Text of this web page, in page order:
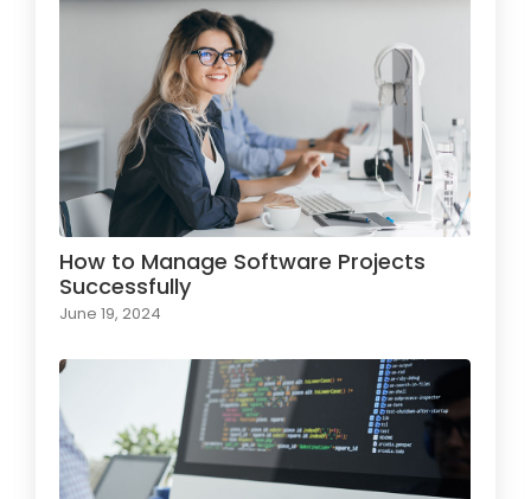
How to Manage Software Projects
Successfully
June 19, 2024